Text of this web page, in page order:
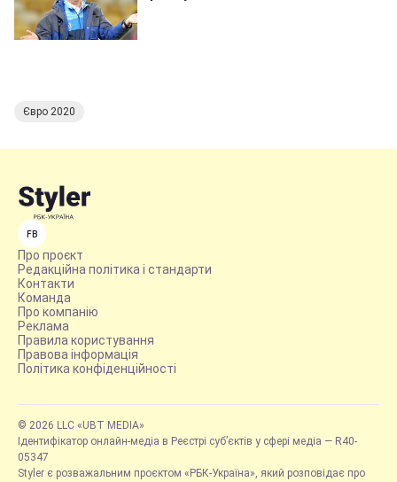
Євро 2020
FB
Про проєкт
Редакційна політика і стандарти
Контакти
Команда
Про компанію
Реклама
Правила користування
Правова інформація
Політика конфіденційності
© 2026 LLC «UBT MEDIA»
Ідентифікатор онлайн-медіа в Реєстрі суб’єктів у сфері медіа — R40-
05347
Styler є розважальним проєктом «РБК-Україна», який розповідає про